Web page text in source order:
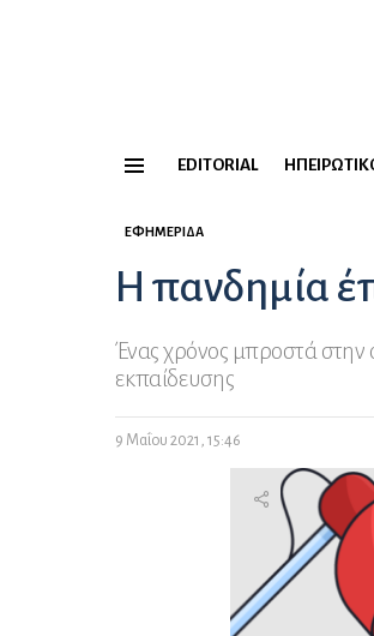
EDITORIAL
ΕΦΗΜΕΡΊΔΑ
Η πανδημία
Ένας χρόνος μπροστά στην
εκπαίδευσης
9 Μαΐου 2021, 15:46